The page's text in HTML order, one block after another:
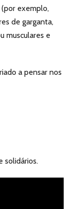
(por exemplo,
de garganta,
musculares e
a pensar nos
solidários.